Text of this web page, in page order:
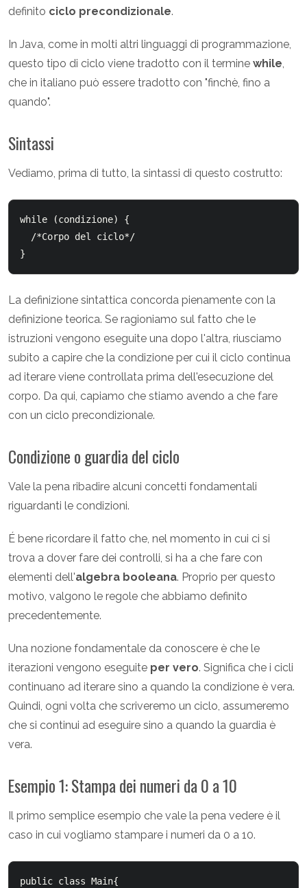
definito ciclo precondizionale.
In Java, come in molti altri linguaggi di programmazione,
questo tipo di ciclo viene tradotto con il termine while,
che in italiano può essere tradotto con "finchè, fino a
quando".
Sintassi
Vediamo, prima di tutto, la sintassi di questo costrutto:
while (condizione) {
/*Corpo del ciclo*/
La definizione sintattica concorda pienamente con la
definizione teorica. Se ragioniamo sul fatto che le
istruzioni vengono eseguite una dopo l'altra, riusciamo
subito a capire che la condizione per cui il ciclo continua
ad iterare viene controllata prima dell'esecuzione del
corpo. Da qui, capiamo che stiamo avendo a che fare
con un ciclo precondizionale.
Condizione o guardia del ciclo
Vale la pena ribadire alcuni concetti fondamentali
riguardanti le condizioni.
É bene ricordare il fatto che, nel momento in cui ci si
trova a dover fare dei controlli, si ha a che fare con
elementi dell'algebra booleana. Proprio per questo
motivo, valgono le regole che abbiamo definito
precedentemente.
Una nozione fondamentale da conoscere è che le
iterazioni vengono eseguite per vero. Significa che i cicli
continuano ad iterare sino a quando la condizione è vera.
Quindi, ogni volta che scriveremo un ciclo, assumeremo
che si continui ad eseguire sino a quando la guardia è
vera.
Esempio 1: Stampa dei numeri da 0 a 10
Il primo semplice esempio che vale la pena vedere è il
caso in cui vogliamo stampare i numeri da 0 a 10.
public class Main{